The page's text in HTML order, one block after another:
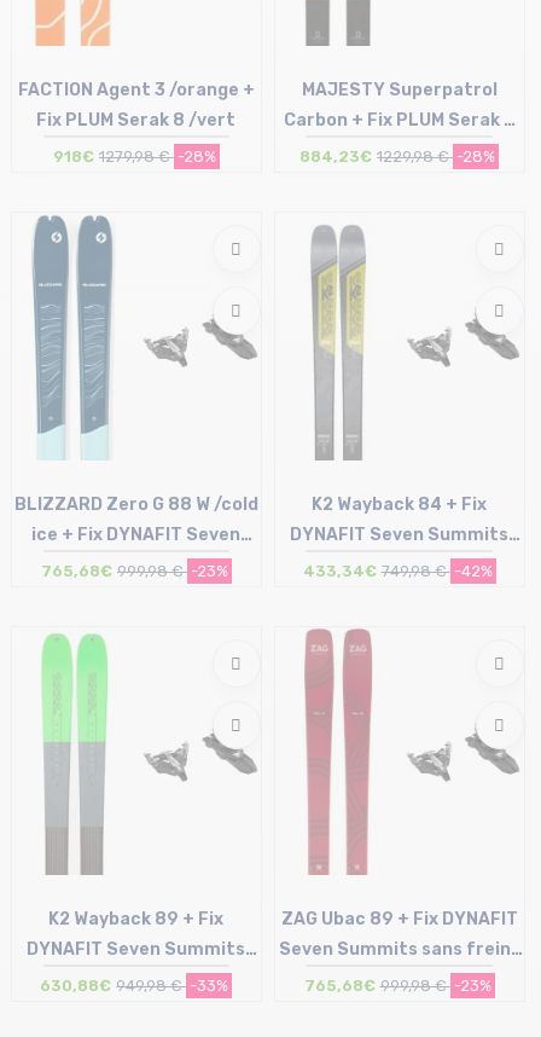
FACTION Agent 3 /orange +
Fix PLUM Serak 8 /vert
918€ 1279,98 € -28%
MAJESTY Superpatrol
Carbon + Fix PLUM Serak 8
/vert
884,23€ 1229,98 € -28%
157 | 164
BLIZZARD Zero G 88 W /cold
ice + Fix DYNAFIT Seven
Summits sans freins /noir...
765,68€ 999,98 € -23%
153 | 160 | 167 | 174
K2 Wayback 84 + Fix
DYNAFIT Seven Summits
sans freins /noir argent
433,34€ 749,98 € -42%
K2 Wayback 89 + Fix
DYNAFIT Seven Summits
sans freins /noir argent
630,88€ 949,98 € -33%
ZAG Ubac 89 + Fix DYNAFIT
Seven Summits sans freins
/noir argent
765,68€ 999,98 € -23%